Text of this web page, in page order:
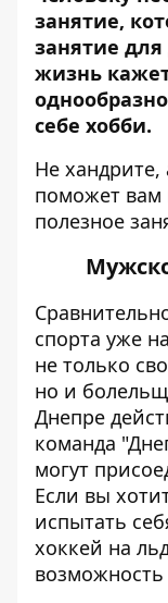
занятие,
занятие
жизнь
себе хобби.
Не хандрите,
поможет вам
полезное
спорта уже
не только
но и
Днепре
команда
могут
Если вы
испытать
хоккей на
возможность